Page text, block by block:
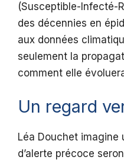
(Susceptible-Infecté-
des décennies en
aux données
seulement la
comment elle
Un regard
Léa Douchet
d’alerte précoce